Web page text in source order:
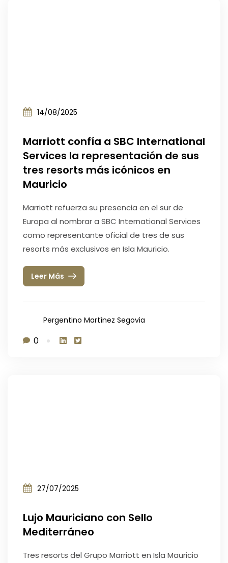
14/08/2025
Marriott confía a SBC International
Services la representación de sus
tres resorts más icónicos en
Mauricio
Marriott refuerza su presencia en el sur de
Europa al nombrar a SBC International Services
como representante oficial de tres de sus
resorts más exclusivos en Isla Mauricio.
Leer Más
Pergentino Martínez Segovia
0
27/07/2025
Lujo Mauriciano con Sello
Mediterráneo
Tres resorts del Grupo Marriott en Isla Mauricio